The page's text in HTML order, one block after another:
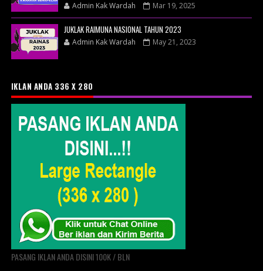
Admin Kak Wardah Mar 19, 2025
JUKLAK RAIMUNA NASIONAL TAHUN 2023
Admin Kak Wardah May 21, 2023
IKLAN ANDA 336 X 280
PASANG IKLAN ANDA DISINI 100K / BLN